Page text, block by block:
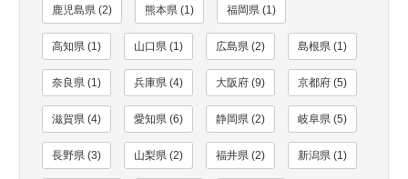
鹿児島県 (2) 熊本県 (1) 福岡県 (1)
高知県 (1) 山口県 (1) 広島県 (2) 島根県 (1)
奈良県 (1) 兵庫県 (4) 大阪府 (9) 京都府 (5)
滋賀県 (4) 愛知県 (6) 静岡県 (2) 岐阜県 (5)
長野県 (3) 山梨県 (2) 福井県 (2) 新潟県 (1)